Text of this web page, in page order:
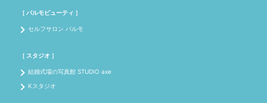
［ パルモビューティ ］
セルフサロン パルモ
［ スタジオ ］
結婚式場の写真館 STUDIO axe
Kスタジオ